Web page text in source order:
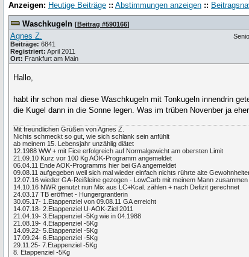
Anzeigen: Heutige Beiträge :: Abstimmungen anzeigen ::
Waschkugeln [Beitrag #590166]
Agnes Z.
Beiträge: 6841
Registriert: April 2011
Ort: Frankfurt am Main
Hallo,
habt ihr schon mal diese Waschkugeln mit Tonkugeln innendrin
die Kugel dann in die Sonne legen. Was im trüben Novenber ja
Mit freundlichen Grüßen von Agnes Z.
Nichts schmeckt so gut, wie sich schlank sein anfühlt
ab meinem 15. Lebensjahr unzählig diätet
12.1988 WW + mit Fice erfolgreich auf Normalgewicht am obersten Limit
21.09.10 Kurz vor 100 Kg AOK-Programm angemeldet
06.04.11 Ende AOK-Programms hier bei GA angemeldet
09.08.11 aufgegeben weil sich mal wieder einfach nichts rührte alte
12.07.16 wieder GA-Reißleine gezogen - LowCarb mit meinem Mann
14.10.16 NWR genutzt nun Mix aus LC+Kcal. zählen + nach Defizit gerechnet
24.03.17 TB eröffnet - Hungergrantlerin
30.05.17- 1.Etappenziel von 09.08.11 GA erreicht
14.07.18- 2.Etappenziel U-AOK-Ziel 2011
21.04.19- 3.Etappenziel -5Kg wie in 04.1988
21.08.19- 4.Etappenziel -5Kg
14.09.22- 5.Etappenziel -5Kg
17.09.24- 6.Etappenziel -5Kg
29.11.25- 7.Etappenziel -5Kg
8. Etappenziel -5Kg